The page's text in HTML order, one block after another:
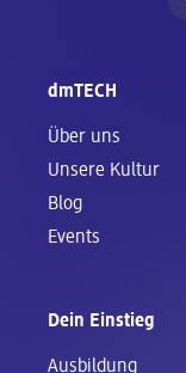
dmTECH
Über uns
Unsere Kultur
Blog
Events
Dein Einstieg
Ausbildung